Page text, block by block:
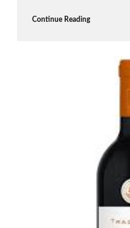
Continue Reading